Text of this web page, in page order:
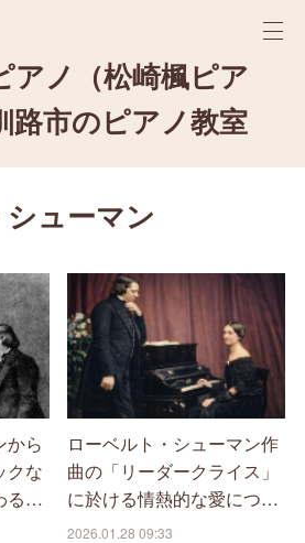
アノ（松崎楓ピア
路市のピアノ教室
ューマン
から
クな
る…
ローベルト・シューマン作
曲の「リーダークライス」
に於ける情熱的な愛につ…
2026.01.28 09:33